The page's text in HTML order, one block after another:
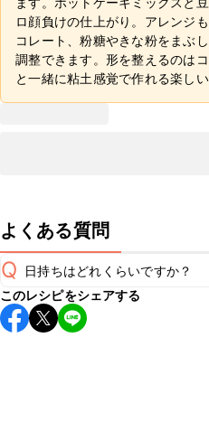
ロ顔負けの仕上がり。アレンジ
コレート、粉糖やきな粉をまぶ
調整できます。形を整えるのは
と一緒に粘土感覚で作れる楽し
よくある質問
Q 日持ちはどれくらいですか？
保存期間は冷蔵で当日中が目安
し上がりください。
このレシピをシェアする